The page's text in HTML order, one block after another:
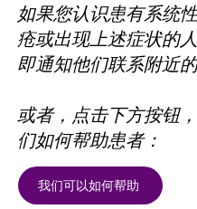
如果您认识患有系统
疮或出现上述症状的
即通知他们联系附近的
或者，点击下方按钮
们如何帮助患者：
我们可以如何帮助